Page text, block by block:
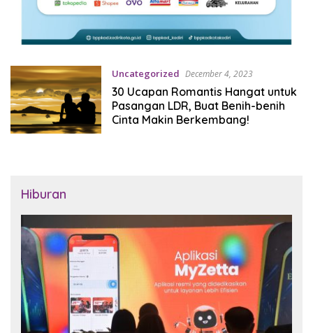
Uncategorized December 4, 2023
30 Ucapan Romantis Hangat untuk
Pasangan LDR, Buat Benih-benih
Cinta Makin Berkembang!
Hiburan